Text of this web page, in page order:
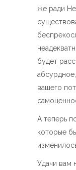
же ради
будет
вашего
А теперь
которые
Удачи вам